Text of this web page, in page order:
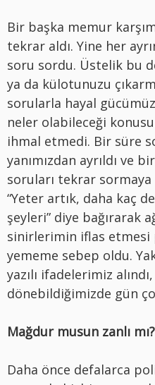
Bir başka memur
tekrar aldı. Yine her
soru sordu. Üstelik bu
ya da külotunuzu
sorularla hayal
neler olabileceği
ihmal etmedi. Bir süre
yanımızdan ayrıldı ve
soruları tekrar
“Yeter artık, daha kaç
şeyleri” diye bağırarak
sinirlerimin iflas etmesi
yememe sebep oldu.
yazılı ifadelerimiz
dönebildiğimizde gün
Mağdur musun zanlı mı?
Daha önce defalarca